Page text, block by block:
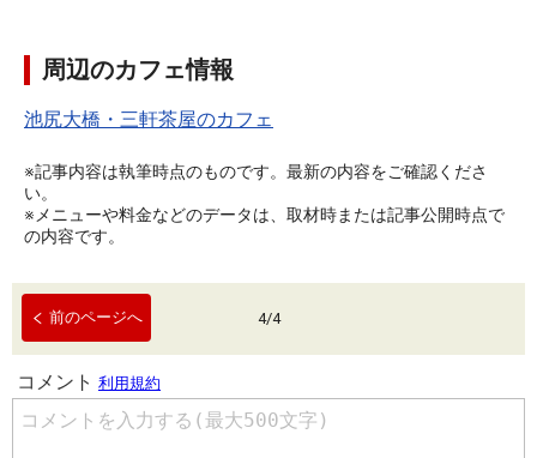
周辺のカフェ情報
池尻大橋・三軒茶屋のカフェ
※記事内容は執筆時点のものです。最新の内容をご確認くださ
い。
※メニューや料金などのデータは、取材時または記事公開時点で
の内容です。
前のページへ 4/4